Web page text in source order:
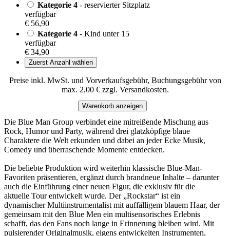
Kategorie 4 - reservierter Sitzplatz
verfügbar
€ 56,90
Kategorie 4 - Kind unter 15
verfügbar
€ 34,90
Zuerst Anzahl wählen
Preise inkl. MwSt. und Vorverkaufsgebühr, Buchungsgebühr von
max. 2,00 € zzgl. Versandkosten.
Warenkorb anzeigen
Die Blue Man Group verbindet eine mitreißende Mischung aus
Rock, Humor und Party, während drei glatzköpfige blaue
Charaktere die Welt erkunden und dabei an jeder Ecke Musik,
Comedy und überraschende Momente entdecken.
Die beliebte Produktion wird weiterhin klassische Blue-Man-
Favoriten präsentieren, ergänzt durch brandneue Inhalte – darunter
auch die Einführung einer neuen Figur, die exklusiv für die
aktuelle Tour entwickelt wurde. Der „Rockstar“ ist ein
dynamischer Multiinstrumentalist mit auffälligem blauem Haar, der
gemeinsam mit den Blue Men ein multisensorisches Erlebnis
schafft, das den Fans noch lange in Erinnerung bleiben wird. Mit
pulsierender Originalmusik, eigens entwickelten Instrumenten,